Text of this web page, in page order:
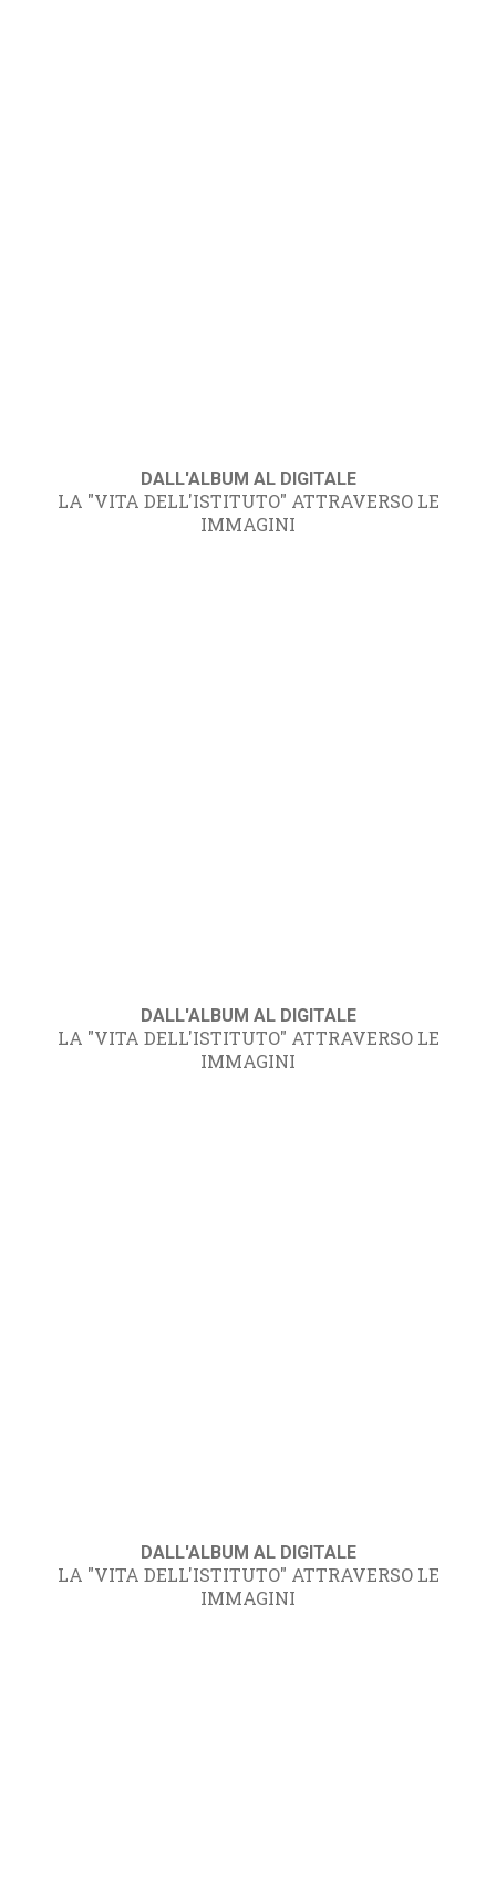
DALL'ALBUM AL DIGITALE
LA "VITA DELL'ISTITUTO" ATTRAVERSO LE
IMMAGINI
DALL'ALBUM AL DIGITALE
LA "VITA DELL'ISTITUTO" ATTRAVERSO LE
IMMAGINI
DALL'ALBUM AL DIGITALE
LA "VITA DELL'ISTITUTO" ATTRAVERSO LE
IMMAGINI